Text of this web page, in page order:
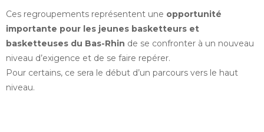
Ces regroupements représentent une opportunité
importante pour les jeunes basketteurs et
basketteuses du Bas-Rhin de se confronter à un nouveau
niveau d’exigence et de se faire repérer.
Pour certains, ce sera le début d’un parcours vers le haut
niveau.